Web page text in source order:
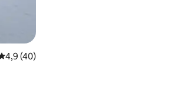
rata-rata 4,9 dari 5, 40 ulasan
4,9 (40)